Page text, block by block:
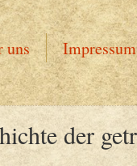
uns Impressum
der